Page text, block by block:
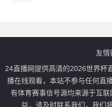
友情
24直播网提供高清的2026世界杯
播在线观看，本站不参与任何直
有体育赛事信号源均来源于互
益，请及时联系我们，我们